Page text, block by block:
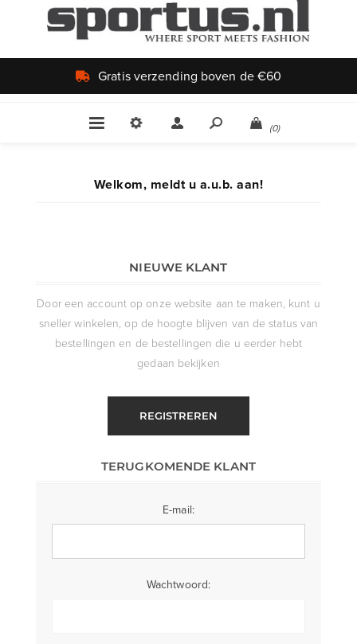
Gratis verzending boven de €60
(0)
Welkom, meldt u a.u.b. aan!
NIEUWE KLANT
Door een account op onze website aan te maken, kunt u
sneller winkelen, op de hoogte blijven van de status van
bestellingen en de bestellingen die u eerder hebt
gedaan bekijken
REGISTREREN
TERUGKOMENDE KLANT
E-mail:
Wachtwoord: